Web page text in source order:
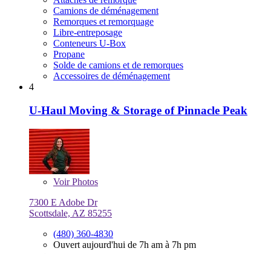
Camions de déménagement
Remorques et remorquage
Libre-entreposage
Conteneurs U-Box
Propane
Solde de camions et de remorques
Accessoires de déménagement
4
U-Haul Moving & Storage of Pinnacle Peak
VoirPhotos
7300 E Adobe Dr
Scottsdale, AZ 85255
(480) 360-4830
Ouvert aujourd'hui de 7h am à 7h pm